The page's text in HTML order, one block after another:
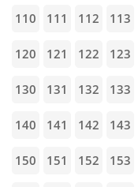
110 111 112 113
120 121 122 123
130 131 132 133
140 141 142 143
150 151 152 153